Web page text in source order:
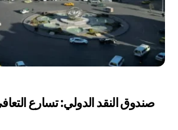
صندوق النقد الدولي: تسارع